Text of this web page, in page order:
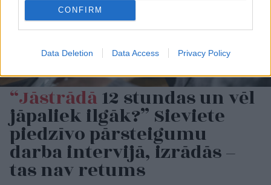
CONFIRM
Data Deletion Data Access Privacy Policy
“Jāstrādā12 stundas un vēl
jāpaliek ilgāk?” Sieviete
piedzīvo pārsteigumu
darba intervijā, izrādās –
tas nav retums